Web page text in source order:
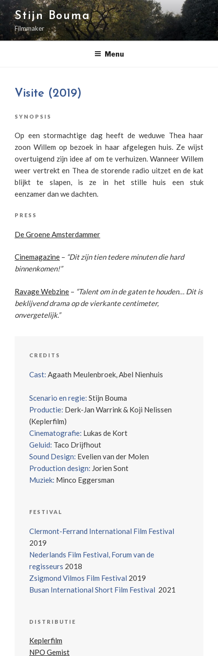
Naar
de
inhoud
springen
Stijn Bouma
Filmmaker
Menu
Visite (2019)
SYNOPSIS
Op een stormachtige dag heeft de weduwe Thea haar
zoon Willem op bezoek in haar afgelegen huis. Ze wijst
overtuigend zijn idee af om te verhuizen. Wanneer Willem
weer vertrekt en Thea de storende radio uitzet en de kat
blijkt te slapen, is ze in het stille huis een stuk
eenzamer dan we dachten.
PRESS
De Groene Amsterdammer
Cinemagazine – “Dit zijn tien tedere minuten die hard
binnenkomen!”
Ravage Webzine – “Talent om in de gaten te houden… Dit is
beklijvend drama op de vierkante centimeter,
onvergetelijk.”
CREDITS
Cast: Agaath Meulenbroek, Abel Nienhuis
Scenario en regie: Stijn Bouma
Productie: Derk-Jan Warrink & Koji Nelissen
(Keplerfilm)
Cinematografie: Lukas de Kort
Geluid: Taco Drijfhout
Sound Design: Evelien van der Molen
Production design: Jorien Sont
Muziek: Minco Eggersman
FESTIVAL
Clermont-Ferrand International Film Festival
2019
Nederlands Film Festival, Forum van de
regisseurs 2018
Zsigmond Vilmos Film Festival 2019
Busan International Short Film Festival 2021
DISTRIBUTIE
Keplerfilm
NPO Gemist